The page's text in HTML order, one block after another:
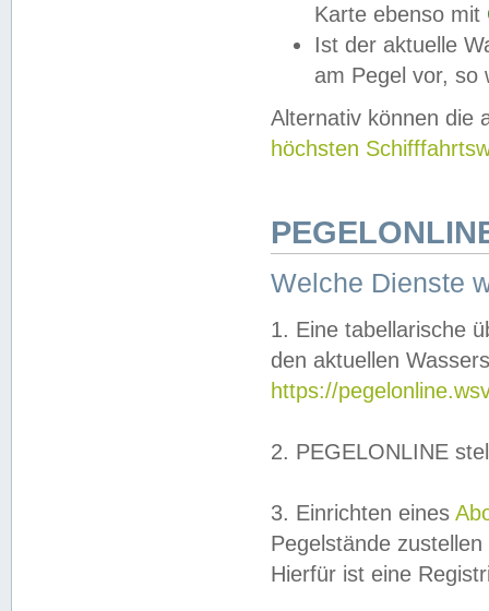
Karte ebenso mit
Ist der aktuelle
am Pegel vor,
Alternativ können die
höchsten
Welche Dienste
1. Eine tabellarische
den aktuellen
https://
2. PEGELONLINE
3. Einrichten eines
Pegelstände
Hierfür ist eine